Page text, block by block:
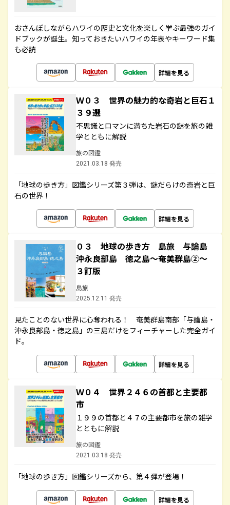
おさんぽしながらハワイの歴史と文化を楽しく学ぶ最強のガイ
ドブックが誕生。知っておきたいハワイの年表やキーワード集
も必読
詳細を見る
Ｗ０３ 世界の魅力的な奇岩と巨石１
３９選
不思議とロマンに満ちた岩石の謎を旅の雑
学とともに解説
旅の図鑑
2021.03.18 発売
「地球の歩き方」図鑑シリーズ第３弾は、謎だらけの奇岩と巨
石の世界！
詳細を見る
０３ 地球の歩き方 島旅 与論島
沖永良部島 徳之島～奄美群島②～
３訂版
島旅
2025.12.11 発売
見たことのない世界に心奪われる！ 奄美群島南部「与論島・
沖永良部島・徳之島」の三島だけをフィーチャーした完全ガイ
ド。
詳細を見る
Ｗ０４ 世界２４６の首都と主要都
市
１９９の首都と４７の主要都市を旅の雑学
とともに解説
旅の図鑑
2021.03.18 発売
「地球の歩き方」図鑑シリーズから、第４弾が登場！
詳細を見る